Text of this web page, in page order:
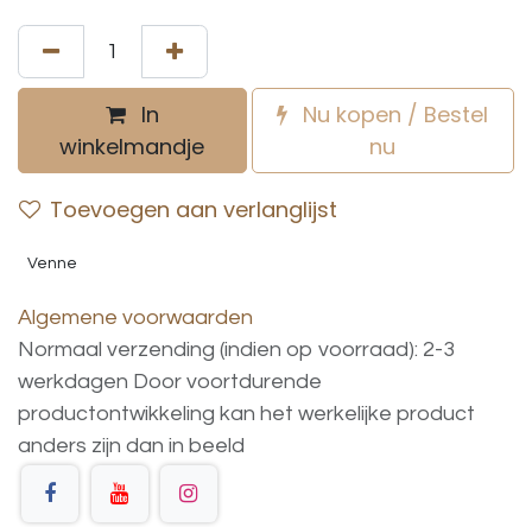
In
winkelmandje
Nu kopen / Bestel
nu
Toevoegen aan verlanglijst
Venne
Algemene voorwaarden
Normaal verzending (indien op voorraad): 2-3
werkdagen Door voortdurende
productontwikkeling kan het werkelijke product
anders zijn dan in beeld